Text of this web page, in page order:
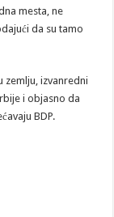
mesta, ne
da su tamo
zemlju, izvanredni
i objasno da
BDP.